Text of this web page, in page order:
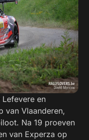
en
van Vlaanderen,
Na 19 proeven
van Experza op